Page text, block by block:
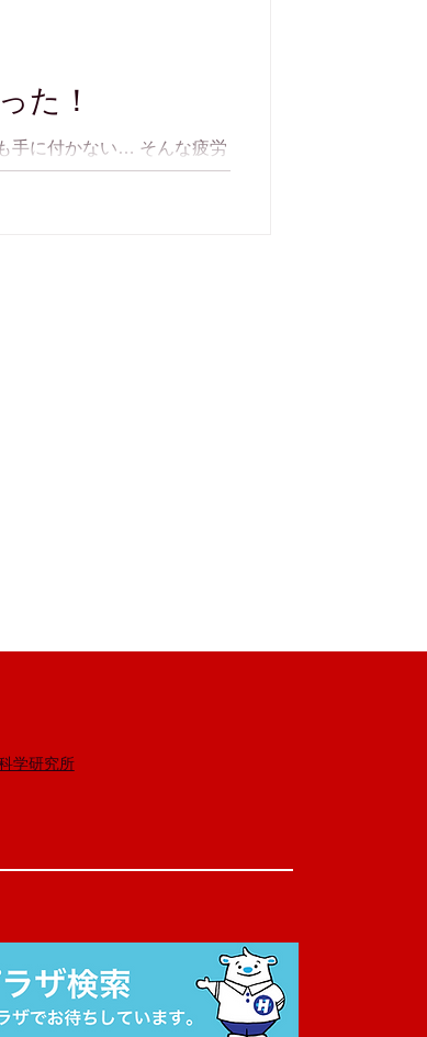
学研究所
た！
手に付かない… そんな疲労
風邪っぽい。 そのような経
何かとストレスの多い現代